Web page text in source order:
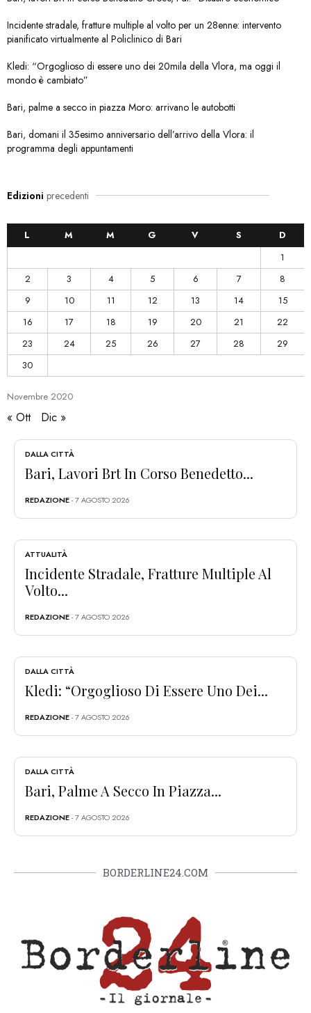
Incidente stradale, fratture multiple al volto per un 28enne: intervento
pianificato virtualmente al Policlinico di Bari
Kledi: “Orgoglioso di essere uno dei 20mila della Vlora, ma oggi il
mondo è cambiato”
Bari, palme a secco in piazza Moro: arrivano le autobotti
Bari, domani il 35esimo anniversario dell’arrivo della Vlora: il
programma degli appuntamenti
Edizioni precedenti
Novembre 2020
L M M G V S
D
1
2
3 4 5 6 7
8
9
10 11 12 13 14
15
16
17 18 19 20 21
22
23
24 25 26 27 28
29
30
« Ott Dic »
DALLA CITTÀ
Bari, Lavori Brt In Corso Benedetto...
REDAZIONE- 7 AGOSTO 2026
ATTUALITÀ
Incidente Stradale, Fratture Multiple Al
Volto...
REDAZIONE- 7 AGOSTO 2026
DALLA CITTÀ
Kledi: “Orgoglioso Di Essere Uno Dei...
REDAZIONE- 7 AGOSTO 2026
DALLA CITTÀ
Bari, Palme A Secco In Piazza...
REDAZIONE- 7 AGOSTO 2026
BORDERLINE24.COM